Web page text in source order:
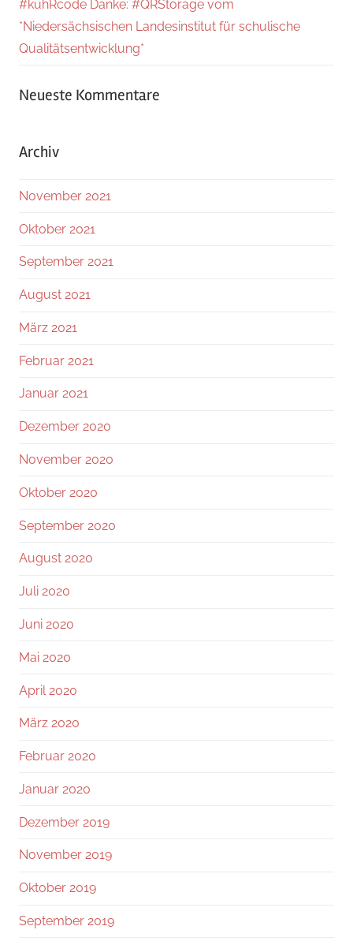
#kuhRcode Danke: #QRStorage vom
*Niedersächsischen Landesinstitut für schulische
Qualitätsentwicklung*
Neueste Kommentare
Archiv
November 2021
Oktober 2021
September 2021
August 2021
März 2021
Februar 2021
Januar 2021
Dezember 2020
November 2020
Oktober 2020
September 2020
August 2020
Juli 2020
Juni 2020
Mai 2020
April 2020
März 2020
Februar 2020
Januar 2020
Dezember 2019
November 2019
Oktober 2019
September 2019